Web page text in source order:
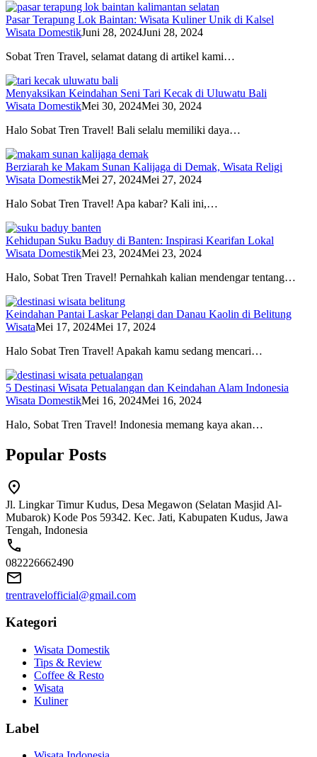
Pasar Terapung Lok Baintan: Wisata Kuliner Unik di Kalsel
Wisata DomestikJuni 28, 2024Juni 28, 2024
Sobat Tren Travel, selamat datang di artikel kami…
Menyaksikan Keindahan Seni Tari Kecak di Uluwatu Bali
Wisata DomestikMei 30, 2024Mei 30, 2024
Halo Sobat Tren Travel! Bali selalu memiliki daya…
Berziarah ke Makam Sunan Kalijaga di Demak, Wisata Religi
Wisata DomestikMei 27, 2024Mei 27, 2024
Halo Sobat Tren Travel! Apa kabar? Kali ini,…
Kehidupan Suku Baduy di Banten: Inspirasi Kearifan Lokal
Wisata DomestikMei 23, 2024Mei 23, 2024
Halo, Sobat Tren Travel! Pernahkah kalian mendengar tentang…
Keindahan Pantai Laskar Pelangi dan Danau Kaolin di Belitung
WisataMei 17, 2024Mei 17, 2024
Halo Sobat Tren Travel! Apakah kamu sedang mencari…
5 Destinasi Wisata Petualangan dan Keindahan Alam Indonesia
Wisata DomestikMei 16, 2024Mei 16, 2024
Halo, Sobat Tren Travel! Indonesia memang kaya akan…
Popular Posts
Jl. Lingkar Timur Kudus, Desa Megawon (Selatan Masjid Al-
Mubarok) Kode Pos 59342. Kec. Jati, Kabupaten Kudus, Jawa
Tengah, Indonesia
082226662490
trentravelofficial@gmail.com
Kategori
Wisata Domestik
Tips & Review
Coffee & Resto
Wisata
Kuliner
Label